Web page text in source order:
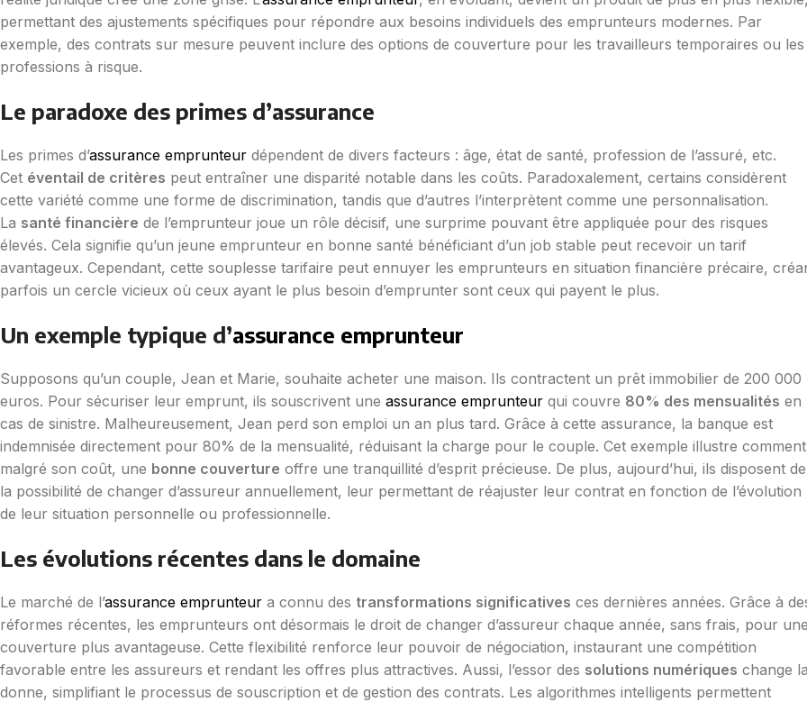
permettant des ajustements spécifiques pour répondre aux besoins individuels des emprunteurs modernes. Par
exemple, des contrats sur mesure peuvent inclure des options de couverture pour les travailleurs temporaires ou les
professions à risque.
Le paradoxe des primes d’assurance
Les primes d’assurance emprunteur dépendent de divers facteurs : âge, état de santé, profession de l’assuré, etc.
Cet éventail de critères peut entraîner une disparité notable dans les coûts. Paradoxalement, certains considèrent
cette variété comme une forme de discrimination, tandis que d’autres l’interprètent comme une personnalisation.
La santé financière de l’emprunteur joue un rôle décisif, une surprime pouvant être appliquée pour des risques
élevés. Cela signifie qu’un jeune emprunteur en bonne santé bénéficiant d’un job stable peut recevoir un tarif
avantageux. Cependant, cette souplesse tarifaire peut ennuyer les emprunteurs en situation financière précaire,
parfois un cercle vicieux où ceux ayant le plus besoin d’emprunter sont ceux qui payent le plus.
Un exemple typique d’assurance emprunteur
Supposons qu’un couple, Jean et Marie, souhaite acheter une maison. Ils contractent un prêt immobilier de 200 000
euros. Pour sécuriser leur emprunt, ils souscrivent une assurance emprunteur qui couvre 80% des mensualités en
cas de sinistre. Malheureusement, Jean perd son emploi un an plus tard. Grâce à cette assurance, la banque est
indemnisée directement pour 80% de la mensualité, réduisant la charge pour le couple. Cet exemple illustre
malgré son coût, une bonne couverture offre une tranquillité d’esprit précieuse. De plus, aujourd’hui, ils disposent de
la possibilité de changer d’assureur annuellement, leur permettant de réajuster leur contrat en fonction de l’évolution
de leur situation personnelle ou professionnelle.
Les évolutions récentes dans le domaine
Le marché de l’assurance emprunteur a connu des transformations significatives ces dernières années. Grâce à
réformes récentes, les emprunteurs ont désormais le droit de changer d’assureur chaque année, sans frais, pour une
couverture plus avantageuse. Cette flexibilité renforce leur pouvoir de négociation, instaurant une compétition
favorable entre les assureurs et rendant les offres plus attractives. Aussi, l’essor des solutions numériques change la
donne, simplifiant le processus de souscription et de gestion des contrats. Les algorithmes intelligents permettent